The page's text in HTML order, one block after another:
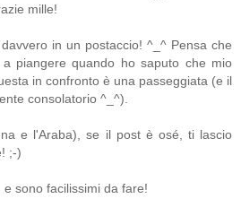
mille!
in un postaccio! ^_^ Pensa che
piangere quando ho saputo che mio
in confronto è una passeggiata (e il
consolatorio ^_^).
e l'Araba), se il post è osé, ti lascio
;-)
sono facilissimi da fare!